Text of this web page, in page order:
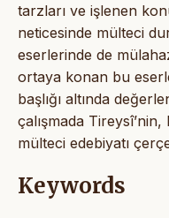
tarzları ve işlenen
neticesinde mülteci
eserlerinde de
ortaya konan bu
başlığı altında
çalışmada Tireysî’nin,
mülteci edebiyatı
Keywords